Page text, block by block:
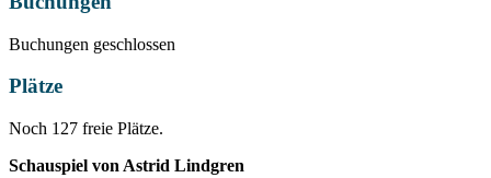
Buchungen geschlossen
Plätze
Noch 127 freie Plätze.
Schauspiel von Astrid Lindgren